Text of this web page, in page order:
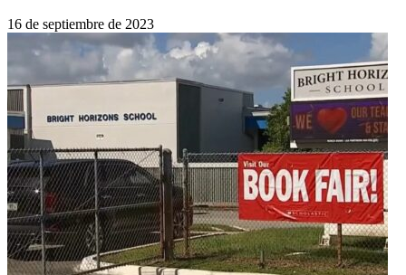
16 de septiembre de 2023